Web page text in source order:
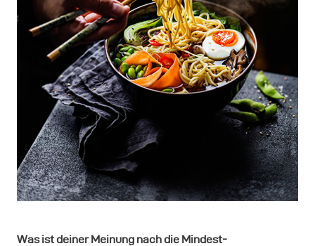
Was ist deiner Meinung nach die Mindest-